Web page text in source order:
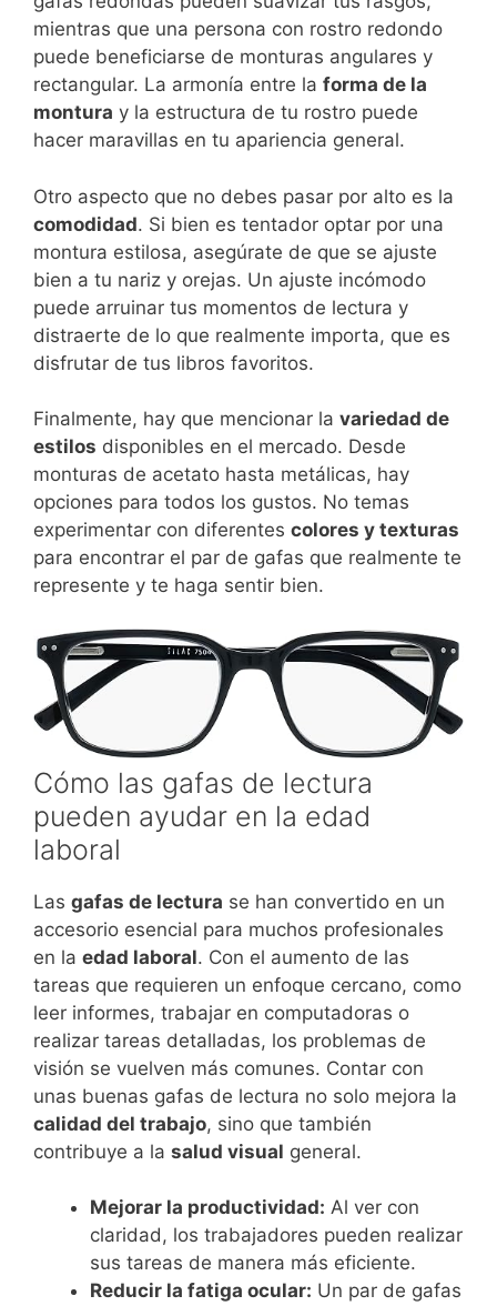
mientras que una persona con rostro redondo
puede beneficiarse de monturas angulares y
rectangular. La armonía entre la forma de la
montura y la estructura de tu rostro puede
hacer maravillas en tu apariencia general.
Otro aspecto que no debes pasar por alto es la
comodidad. Si bien es tentador optar por una
montura estilosa, asegúrate de que se ajuste
bien a tu nariz y orejas. Un ajuste incómodo
puede arruinar tus momentos de lectura y
distraerte de lo que realmente importa, que es
disfrutar de tus libros favoritos.
Finalmente, hay que mencionar la variedad de
estilos disponibles en el mercado. Desde
monturas de acetato hasta metálicas, hay
opciones para todos los gustos. No temas
experimentar con diferentes colores y texturas
para encontrar el par de gafas que realmente te
represente y te haga sentir bien.
Cómo las gafas de lectura
pueden ayudar en la edad
laboral
Las gafas de lectura se han convertido en un
accesorio esencial para muchos profesionales
en la edad laboral. Con el aumento de las
tareas que requieren un enfoque cercano, como
leer informes, trabajar en computadoras o
realizar tareas detalladas, los problemas de
visión se vuelven más comunes. Contar con
unas buenas gafas de lectura no solo mejora la
calidad del trabajo, sino que también
contribuye a la salud visual general.
Mejorar la productividad: Al ver con
claridad, los trabajadores pueden realizar
sus tareas de manera más eficiente.
Reducir la fatiga ocular: Un par de gafas